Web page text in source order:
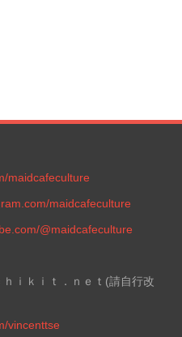
maidcafeculture
maidcafeculture
@maidcafeculture
ｈｉｋｉｔ．ｎｅｔ(請自行改
vincenttse